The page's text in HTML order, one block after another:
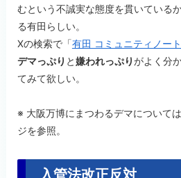
むという不誠実な態度を貫いている
る有田らしい。
Xの検索で「有田 コミュニティノート
デマっぷり と嫌われっぷりがよく分
てみて欲しい。
※ 大阪万博にまつわるデマについては
ジを参照。
入管法改正反対